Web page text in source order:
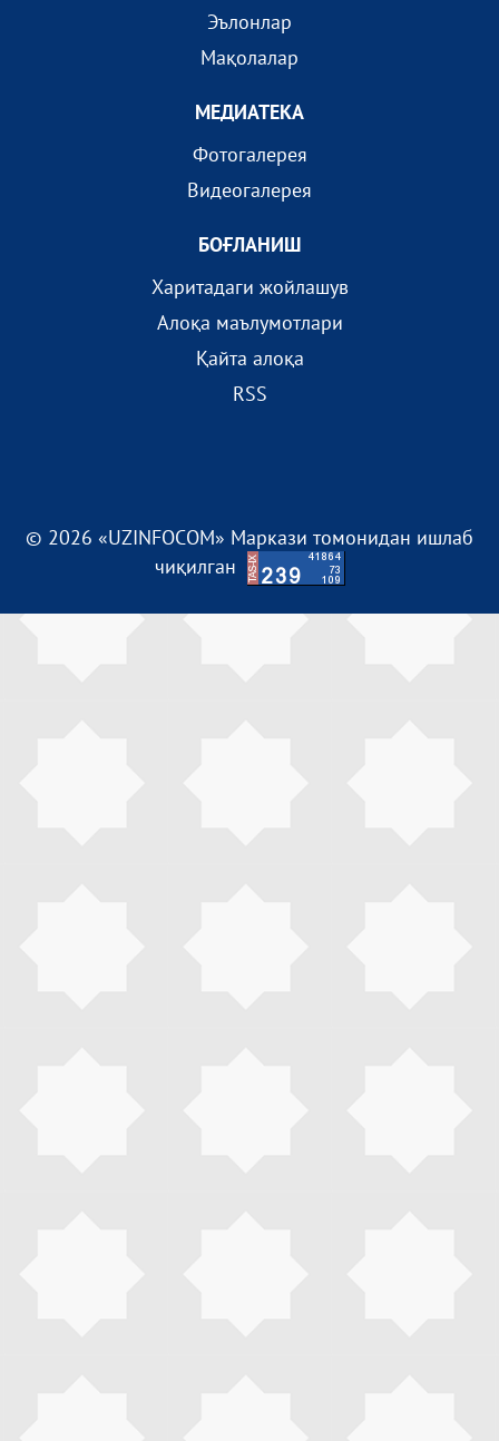
Эълонлар
Мақолалар
МEДИАТEКА
Фотогалерея
Видеогалерея
БОҒЛАНИШ
Харитадаги жойлашув
Алоқа маълумотлари
Қайта алоқа
RSS
© 2026 «UZINFOCOM» Маркази томонидан ишлаб
чиқилган